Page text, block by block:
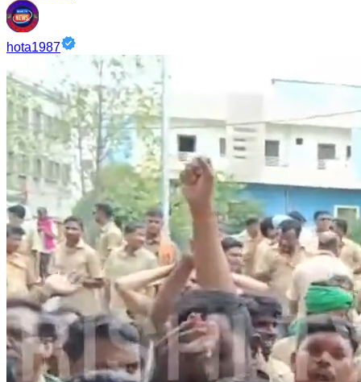
hota1987